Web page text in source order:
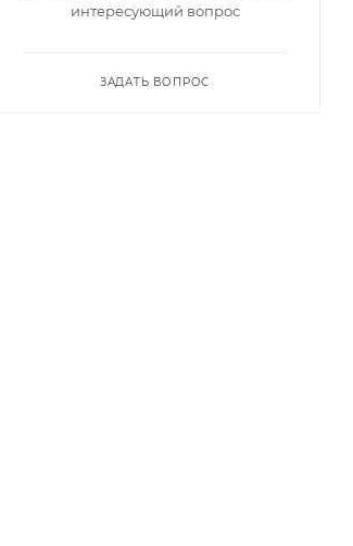
интересующий вопрос
ЗАДАТЬ ВОПРОС